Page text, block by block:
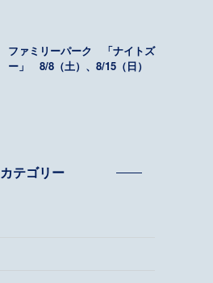
ファミリーパーク 「ナイトズ
ー」 8/8（土）、8/15（日）
カテゴリー